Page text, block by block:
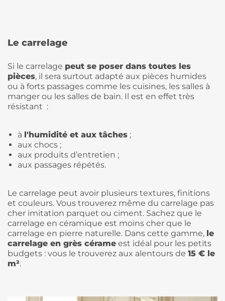
Le carrelage
Si le carrelage peut se poser dans toutes les
pièces, il sera surtout adapté aux pièces humides
ou à forts passages comme les cuisines, les salles à
manger ou les salles de bain. Il est en effet très
résistant :
à l'humidité et aux tâches ;
aux chocs ;
aux produits d’entretien ;
aux passages répétés.
Le carrelage peut avoir plusieurs textures, finitions
et couleurs. Vous trouverez même du carrelage pas
cher imitation parquet ou ciment. Sachez que le
carrelage en céramique est moins cher que le
carrelage en pierre naturelle. Dans cette gamme, le
carrelage en grès cérame est idéal pour les petits
budgets : vous le trouverez aux alentours de 15 € le
m².